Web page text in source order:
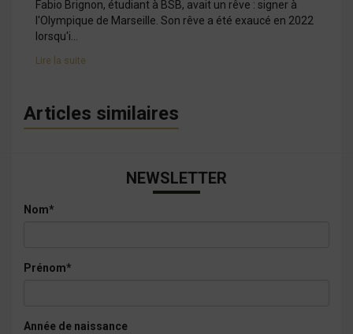
Fabio Brignon, étudiant à BSB, avait un rêve : signer à
l'Olympique de Marseille. Son rêve a été exaucé en 2022
lorsqu'i...
Lire la suite
Articles similaires
NEWSLETTER
Nom*
Prénom*
Année de naissance